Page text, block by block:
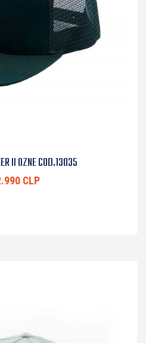
II OZNE COD.13035
CLP